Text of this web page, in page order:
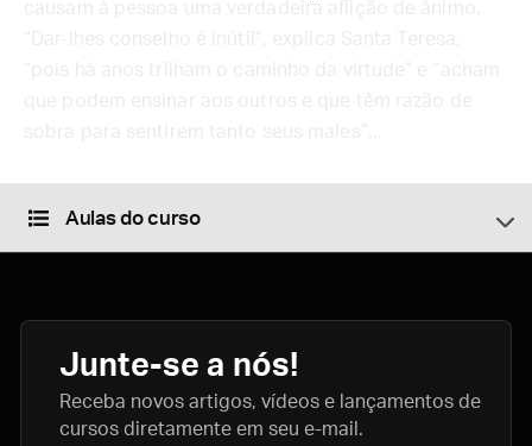
Aulas do curso
Junte-se a nós!
Receba novos artigos, vídeos e lançamentos de
cursos diretamente em seu e-mail.